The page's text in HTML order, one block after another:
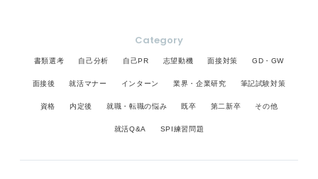
Category
書類選考 自己分析 自己PR 志望動機 面接対策 GD・GW
面接後 就活マナー インターン 業界・企業研究 筆記試験対策
資格 内定後 就職・転職の悩み 既卒 第二新卒 その他
就活Q&A SPI練習問題